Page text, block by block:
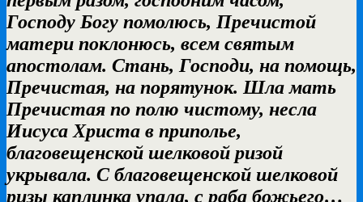
Господу Богу помолюсь, Пречистой
матери поклонюсь, всем святым
апостолам. Стань, Господи, на помощь,
Пречистая, на порятунок. Шла мать
Пречистая по полю чистому, несла
Иисуса Христа в приполье,
благовещенской шелковой ризой
укрывала. С благовещенской шелковой
ризы каплинка упала, с раба божьего…